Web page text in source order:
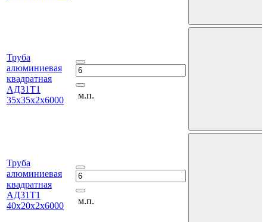
Труба
алюминиевая
квадратная
АД31Т1
35х35х2х6000
м.п.
Труба
алюминиевая
квадратная
АД31Т1
40х20х2х6000
м.п.